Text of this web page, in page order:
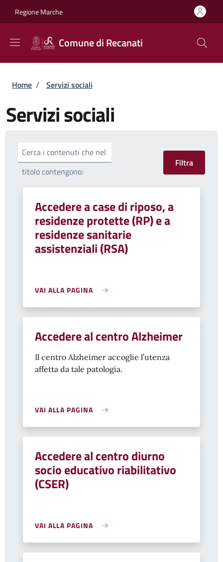
Regione Marche
Comune di Recanati
Briciole di pane
Home / Servizi sociali
Servizi sociali
Cerca i contenuti che nel
titolo contengono:
Accedere a case di riposo, a
residenze protette (RP) e a
residenze sanitarie
assistenziali (RSA)
VAI ALLA PAGINA
Accedere al centro Alzheimer
Il centro Alzheimer accoglie l’utenza
affetta da tale patologia.
VAI ALLA PAGINA
Accedere al centro diurno
socio educativo riabilitativo
(CSER)
VAI ALLA PAGINA